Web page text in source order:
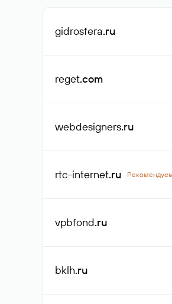
gidrosfera.ru
reget.com
webdesigners.ru
rtc-internet.ru
vpbfond.ru
bklh.ru